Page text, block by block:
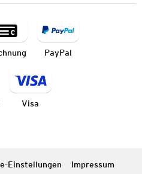
PayPal
Visa
Einstellungen
Impressum